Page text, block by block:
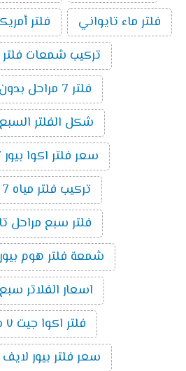
فلتر ماء تايواني
فلتر
تركيب شمعات فلتر 7 مراحل
فلتر 7 مراحل بدون موتور
شكل الفلتر
سعر فلتر اكوا بيور 7 مراحل
تركيب فلتر مياه 7 مراحل
فلتر سبع مراحل
شمعة فلتر هوم بيور 7 مراحل
اسعار الفلاتر
فلتر اكوا جيت ٧ مراحل
سعر فلتر بيور لايف 7 مراحل